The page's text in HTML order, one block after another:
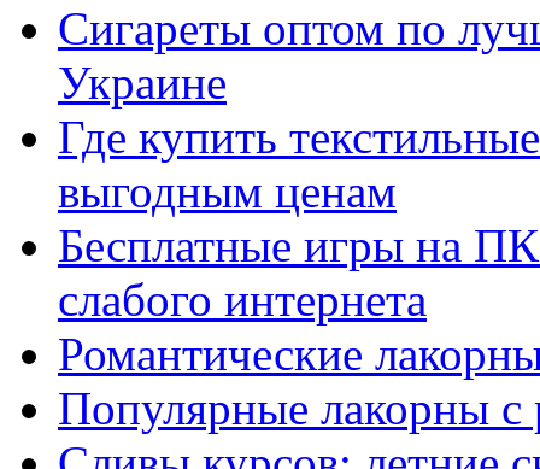
Сигареты оптом по
Украине
Где купить
выгодным ценам
Бесплатные игры на
слабого интернета
Романтические
Популярные лакорны с